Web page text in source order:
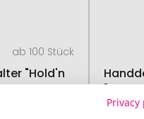
ab 100 Stück
"Hold'n
Privacy